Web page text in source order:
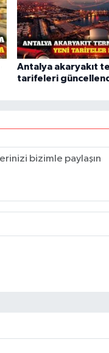
Antalya akaryakıt
tarifeleri